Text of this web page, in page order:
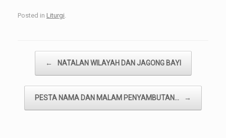
Posted in Liturgi
← NATALAN WILAYAH DAN JAGONG BAYI
PESTA NAMA DAN MALAM PENYAMBUTAN… →